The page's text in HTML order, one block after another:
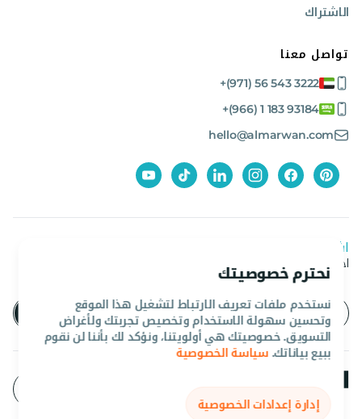
نحترم خصوصيتك
نستخدم ملفات تعريف الارتباط لتشغيل هذا الموقع
وتحسين سهولة الاستخدام وتخصيص تجربتك ولأغراض
التسويق. خصوصيتك هي أولويتنا، ونؤكد لك بأننا لن نقوم
ببيع بياناتك. سياسة الخصوصية
إدارة إعدادات الخصوصية
الاشتراك
تواصل معنا
+(971) 56 543 3222
+(966) 1 183 93184
hello@almarwan.com
اشترك في نشرتنا الإخبارية
احصل على آخر العروض والأخبار من المروان